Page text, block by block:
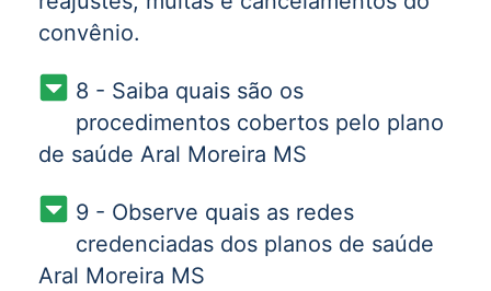
convênio.
8 - Saiba quais são os
procedimentos cobertos pelo plano
de saúde Aral Moreira MS
9 - Observe quais as redes
credenciadas dos planos de saúde
Aral Moreira MS